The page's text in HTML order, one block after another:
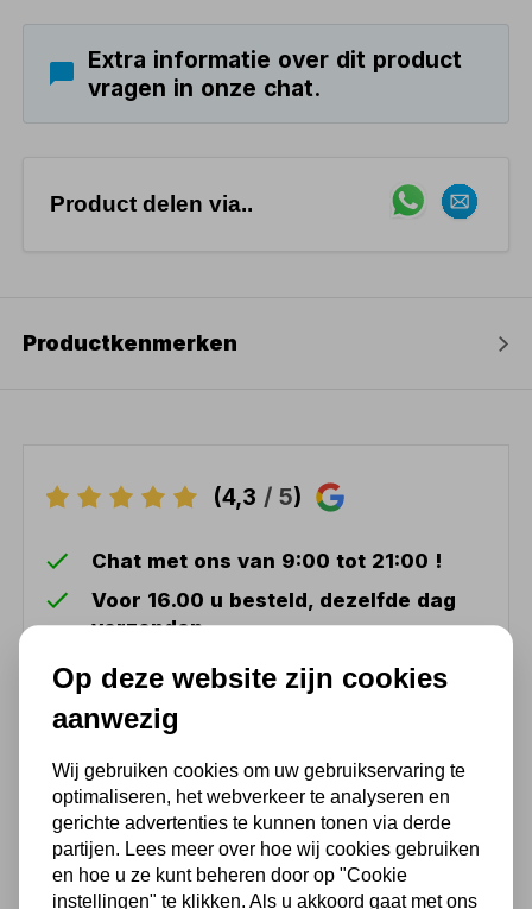
Extra informatie over dit product
vragen in onze chat.
Product delen via..
Productkenmerken
(4,3 / 5)
Chat met ons van 9:00 tot 21:00 !
Voor 16.00 u besteld, dezelfde dag
verzonden
(Technische) Vragen ? Bel ons +31
548 51 75 75
1.500 m2 winkel in Rijssen !
Twents familiebedrijf sinds 1992 !
Ook handig
Op deze website zijn cookies
aanwezig
Wij gebruiken cookies om uw gebruikservaring te
optimaliseren, het webverkeer te analyseren en
gerichte advertenties te kunnen tonen via derde
partijen. Lees meer over hoe wij cookies gebruiken
en hoe u ze kunt beheren door op "Cookie
instellingen" te klikken. Als u akkoord gaat met ons